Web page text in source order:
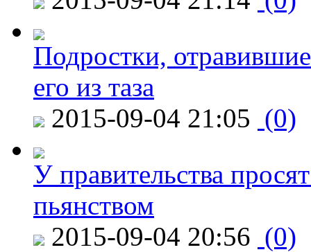
Подростки,
его из таза
2015-09-04 21:05 (0)
У правительства
пьянством
2015-09-04 20:56 (0)